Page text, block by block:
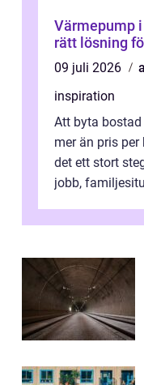
Värmepump
rätt lösning
09 juli 2026
inspiration
Att byta
mer än pris
det ett stort
jobb,